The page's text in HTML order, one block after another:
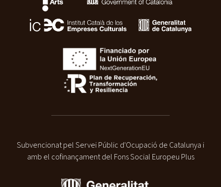
Subvencionat pel Servei Públic d'Ocupació de Catalunya i
amb el cofinançament del Fons Social Europeu Plus